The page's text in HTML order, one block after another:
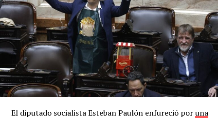
El diputado socialista Esteban Paulón enfureció poruna